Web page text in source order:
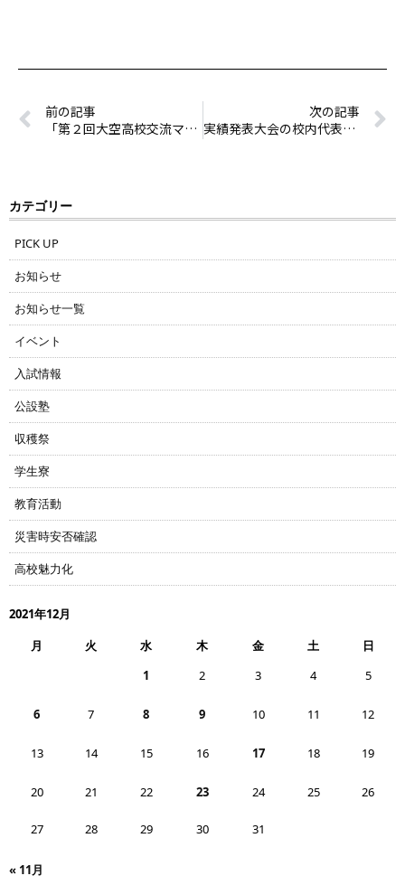
カテゴリー
PICK UP
お知らせ
お知らせ一覧
イベント
入試情報
公設塾
収穫祭
学生寮
教育活動
災害時安否確認
高校魅力化
2021年12月
月
火 水 木 金 土
日
1
2 3 4 5
6 7 8 9 10 11 12
13 14 15 16 17 18 19
20 21 22 23 24 25 26
27 28 29 30 31
« 11月
前の記事
「第２回大空高校交流マルシェ」開催します！
次の記事
実績発表大会の校内代表が決定しました